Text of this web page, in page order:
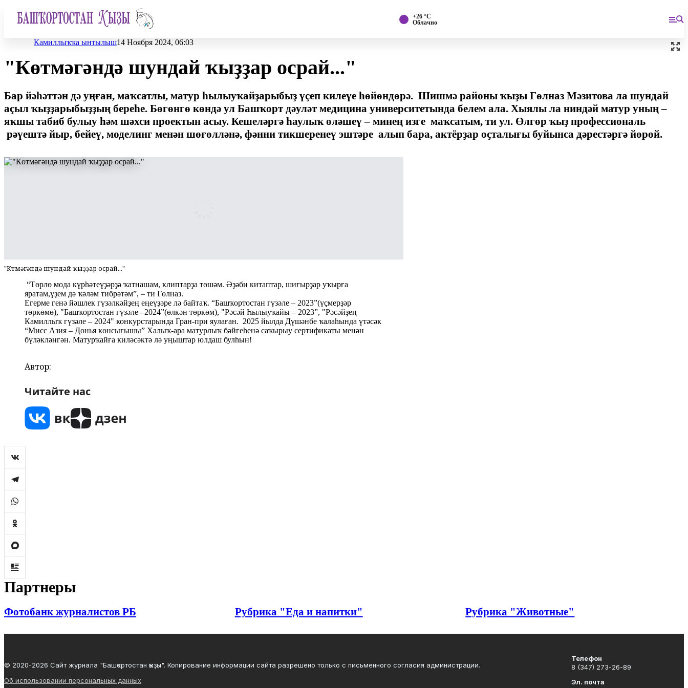
+26 °С
Облачно
Камиллыҡҡа ынтылыш14 Ноября 2024, 06:03
"Көтмәгәндә шундай ҡыҙҙар осрай..."
Бар йәһәттән дә уңған, маҡсатлы, матур һылыуҡайҙарыбыҙ үҫеп килеүе һөйөндөрә. Шишмә районы ҡыҙы Гөлназ Мәзитова ла шундай
аҫыл ҡыҙҙарыбыҙҙың береһе. Бөгөнгө көндә ул Башҡорт дәуләт медицина университетында белем ала. Хыялы ла ниндәй матур уның –
яҡшы табиб булыу һәм шәхси проектын асыу. Кешеләргә һаулыҡ өләшеү – минең изге маҡсатым, ти ул. Өлгөр ҡыҙ профессиональ
рәүештә йыр, бейеү, моделинг менән шөғөлләнә, фәнни тикшеренеү эштәре алып бара, актёрҙар оҫталығы буйынса дәрестәргә йөрөй.
"Көтмәгәндә шундай ҡыҙҙар осрай..."
“Төрлө мода күрһәтеүҙәрҙә ҡатнашам, клиптарҙа төшәм. Әҙәби китаптар, шиғырҙар уҡырға
яратам,үҙем дә ҡәләм тибрәтәм”, – ти Гөлназ.
Егерме генә йәшлек гүзәлкәйҙең еңеүҙәре лә байтаҡ. “Башҡортостан гүзәле – 2023”(үҫмерҙәр
төркөмө), "Башҡортостан гүзәле –2024”(өлкән төркөм), "Рәсәй Һылыуҡайы – 2023”, "Рәсәйҙең
Камиллыҡ гүзәле – 2024" конкурстарында Гран-при яулаған. 2025 йылда Дүшәнбе ҡалаһында үтәсәк
“Мисс Азия – Донья көнсығышы” Халыҡ-ара матурлыҡ бәйгеһенә саҡырыу сертификаты менән
бүләкләнгән. Матурҡайға киләсәктә лә уңыштар юлдаш булһын!
Автор:
Читайте нас
Партнеры
Фотобанк журналистов РБ Рубрика "Еда и напитки" Рубрика "Животные"
© 2020-2026 Сайт журнала "Башҡортостан ҡыҙы". Копирование информации сайта разрешено только с письменного согласия администрации.
Об использовании персональных данных
Телефон
8 (347) 273-26-89
Эл. почта